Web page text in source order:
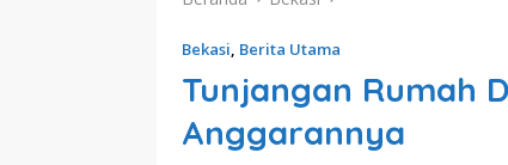
Bekasi, Berita Utama
Tunjangan Rumah
Anggarannya